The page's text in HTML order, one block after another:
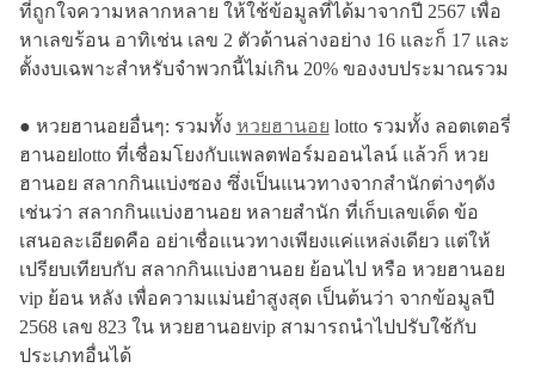
ที่ถูกใจความหลากหลาย ให้ใช้ข้อมูลที่ได้มาจากปี 2567 เพื่อ
หาเลขร้อน อาทิเช่น เลข 2 ตัวด้านล่างอย่าง 16 และก็ 17 และ
ตั้งงบเฉพาะสำหรับจำพวกนี้ไม่เกิน 20% ของงบประมาณรวม
● หวยฮานอยอื่นๆ: รวมทั้ง หวยฮานอย lotto รวมทั้ง ลอตเตอรี่
ฮานอยlotto ที่เชื่อมโยงกับแพลตฟอร์มออนไลน์ แล้วก็ หวย
ฮานอย สลากกินแบ่งซอง ซึ่งเป็นแนวทางจากสำนักต่างๆดัง
เช่นว่า สลากกินแบ่งฮานอย หลายสํานัก ที่เก็บเลขเด็ด ข้อ
เสนอละเอียดคือ อย่าเชื่อแนวทางเพียงแค่แหล่งเดียว แต่ให้
เปรียบเทียบกับ สลากกินแบ่งฮานอย ย้อนไป หรือ หวยฮานอย
vip ย้อน หลัง เพื่อความแม่นยำสูงสุด เป็นต้นว่า จากข้อมูลปี
2568 เลข 823 ใน หวยฮานอยvip สามารถนำไปปรับใช้กับ
ประเภทอื่นได้